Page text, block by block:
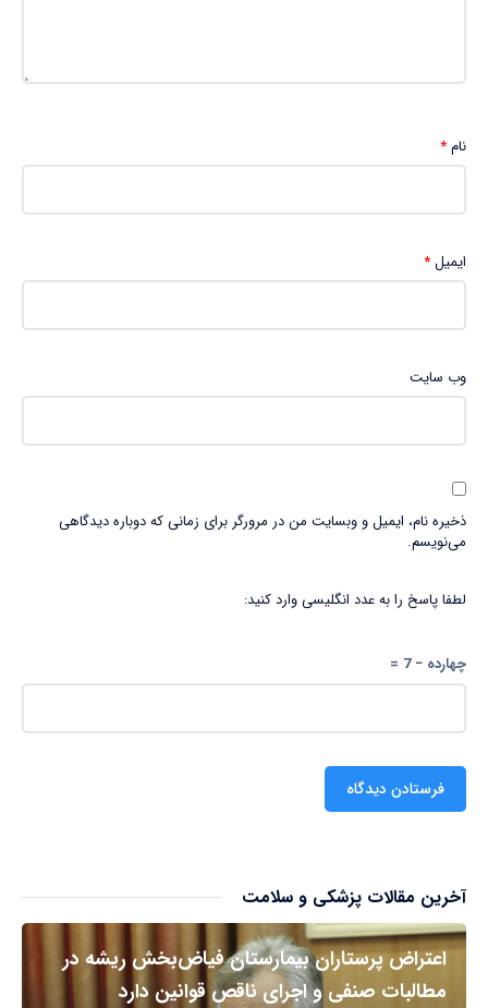
نام*
ایمیل*
وب‌ سایت
ذخیره نام، ایمیل و وبسایت من در مرورگر برای زمانی که دوباره دیدگاهی
می‌نویسم.
لطفا پاسخ را به عدد انگلیسی وارد کنید:
چهارده − 7 =
آخرین مقالات پزشکی و سلامت
اعتراض پرستاران بیمارستان فیاض‌بخش ریشه در
مطالبات صنفی و اجرای ناقص قوانین دارد